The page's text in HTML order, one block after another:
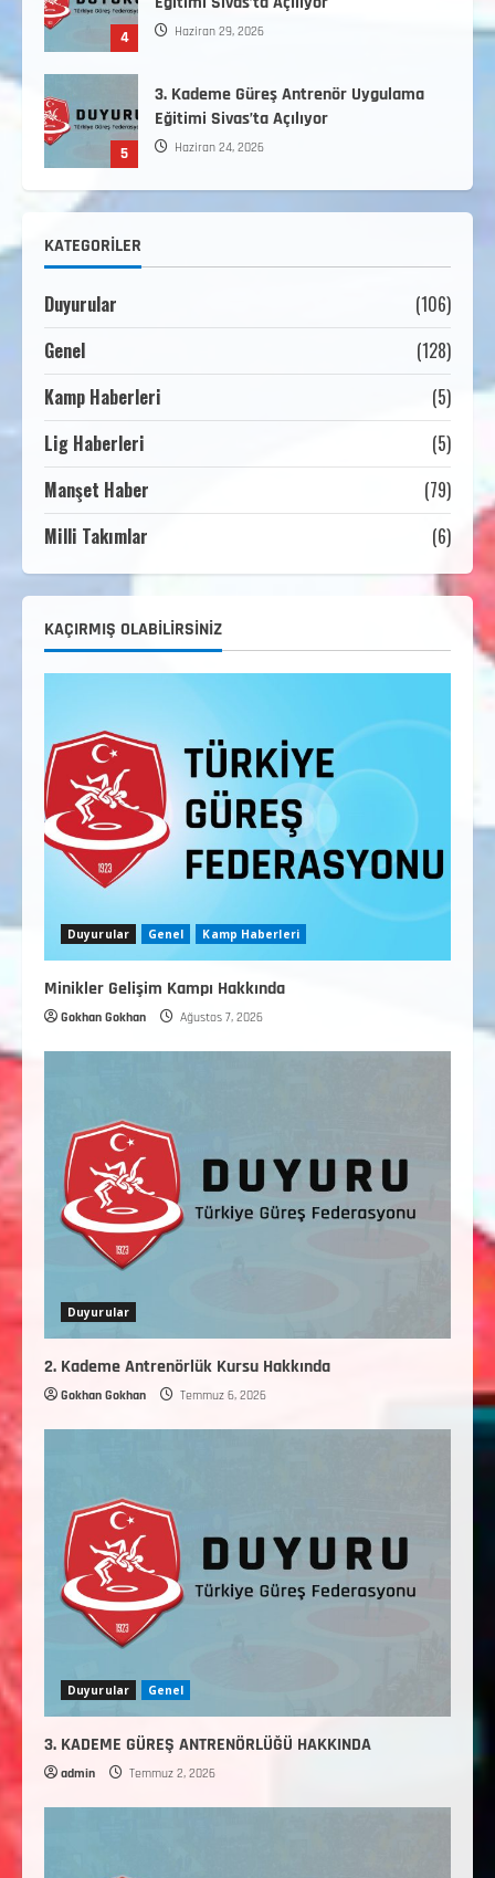
4 Haziran 29, 2026
5
3. Kademe Güreş Antrenör Uygulama
Eğitimi Sivas’ta Açılıyor
Haziran 24, 2026
1
2. Kademe Antrenörlük Kursu Hakkında
3
HAKKINDA
5
3. Kademe Güreş Antrenör Uygulama
KATEGORILER
Duyurular
(106)
Genel
(128)
Kamp Haberleri
(5)
Lig Haberleri
(5)
Manşet Haber
(79)
Milli Takımlar
(6)
KAÇIRMIŞ OLABILIRSINIZ
Duyurular Genel Kamp Haberleri
Minikler Gelişim Kampı Hakkında
Gokhan Gokhan Ağustos 7, 2026
Duyurular
2. Kademe Antrenörlük Kursu Hakkında
Gokhan Gokhan Temmuz 6, 2026
Duyurular Genel
3. KADEME GÜREŞ ANTRENÖRLÜĞÜ HAKKINDA
admin Temmuz 2, 2026